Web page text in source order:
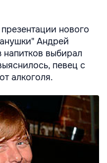
нового
Андрей
выбирал
певец с
алкоголя.